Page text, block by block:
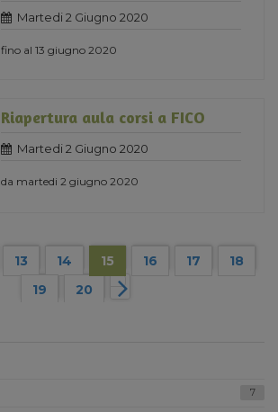
Martedi 2 Giugno 2020
fino al 13 giugno 2020
Riapertura aula corsi a FICO
Martedi 2 Giugno 2020
da martedi 2 giugno 2020
13 14 15 16 17
18
19
20
7